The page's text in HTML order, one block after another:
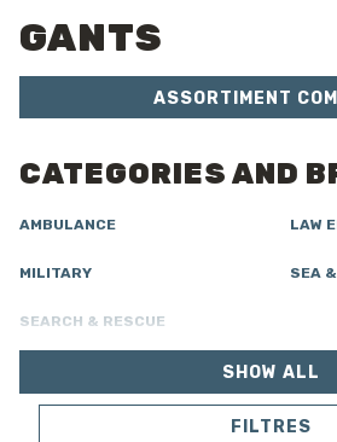
GANTS
ASSORTIMENT
CATEGORIES AND
AMBULANCE LAW
MILITARY SEA
SEARCH & RESCUE
SHOW ALL
FILTRES